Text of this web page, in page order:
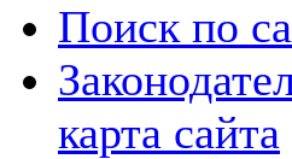
Поиск по
карта сайта